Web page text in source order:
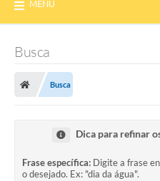
MENU
Busca
Busca
Dica para refinar
Frase específica: Digite a frase
o desejado. Ex: "dia da água".